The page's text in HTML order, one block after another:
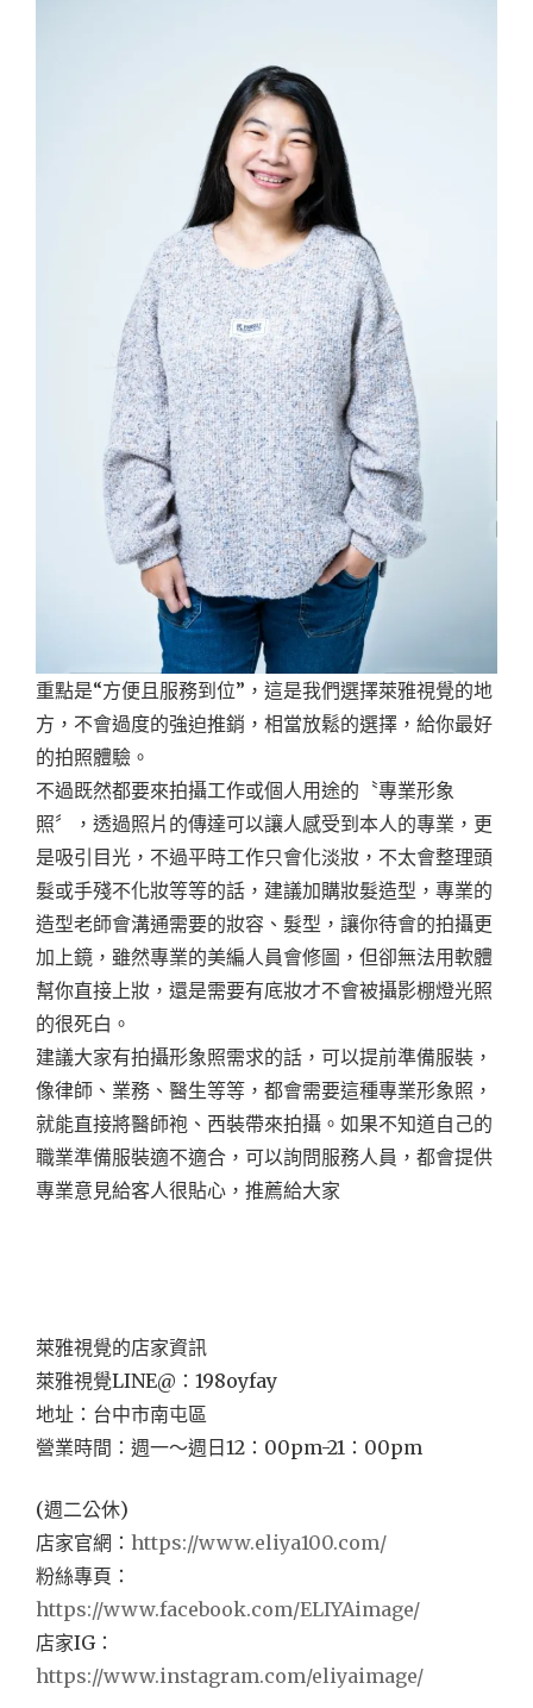
重點是“方便且服務到位”，這是我們選擇萊雅視覺的地
方，不會過度的強迫推銷，相當放鬆的選擇，給你最好
的拍照體驗。
不過既然都要來拍攝工作或個人用途的〝專業形象
照〞，透過照片的傳達可以讓人感受到本人的專業，更
是吸引目光，不過平時工作只會化淡妝，不太會整理頭
髮或手殘不化妝等等的話，建議加購妝髮造型，專業的
造型老師會溝通需要的妝容、髮型，讓你待會的拍攝更
加上鏡，雖然專業的美編人員會修圖，但卻無法用軟體
幫你直接上妝，還是需要有底妝才不會被攝影棚燈光照
的很死白。
建議大家有拍攝形象照需求的話，可以提前準備服裝，
像律師、業務、醫生等等，都會需要這種專業形象照，
就能直接將醫師袍、西裝帶來拍攝。如果不知道自己的
職業準備服裝適不適合，可以詢問服務人員，都會提供
專業意見給客人很貼心，推薦給大家
萊雅視覺的店家資訊
萊雅視覺LINE@：198oyfay
地址：台中市南屯區
營業時間：週一～週日12：00pm-21：00pm
(週二公休)
店家官網： https://www.eliya100.com/
粉絲專頁：
https://www.facebook.com/ELIYAimage/
店家IG：
https://www.instagram.com/eliyaimage/